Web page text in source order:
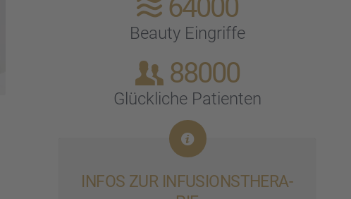
64000
Beauty Eingriffe
88000
Glück­li­che Patien­ten
INFOS ZUR INFUSI­ONS­THE­RA­